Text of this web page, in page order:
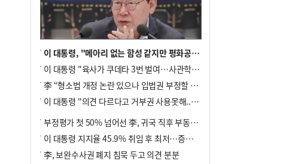
이 대통령, "메아리 없는 함성 같지만 평화공존책 계속해야"
이 대통령 "육사가 쿠데타 3번 벌여…사관학교 통합 신속히 추진"
李 “형소법 개정 논란 있으나 입법권 부정할 만큼은 아냐”(종합)
이 대통령 "의견 다르다고 거부권 사용못해.. 입법권 부정할 상황이라 보기 어려워"
부정평가 첫 50% 넘어선 李, 귀국 직후 부동산·증시 점검(종합)
이 대통령 지지율 45.9% 취임 후 최저…증시 폭락·연임 개헌 논란 영향
李, 보완수사권 폐지 침묵 두고 의견 분분